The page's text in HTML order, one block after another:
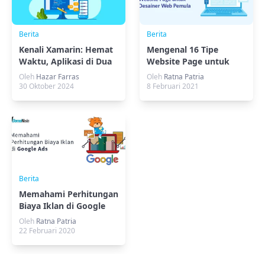
Berita
Kenali Xamarin: Hemat
Waktu, Aplikasi di Dua
Platform!
Oleh Hazar Farras
30 Oktober 2024
Berita
Mengenal 16 Tipe
Website Page untuk
Desainer Web Pemula
Oleh Ratna Patria
8 Februari 2021
Berita
Memahami Perhitungan
Biaya Iklan di Google
Ads
Oleh Ratna Patria
22 Februari 2020